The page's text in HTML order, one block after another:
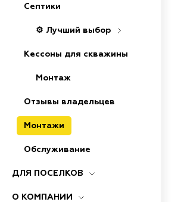
Септики
⚙️ Лучший выбор
Кессоны для скважины
Монтаж
Отзывы владельцев
Монтажи
Обслуживание
ДЛЯ ПОСЕЛКОВ
О КОМПАНИИ